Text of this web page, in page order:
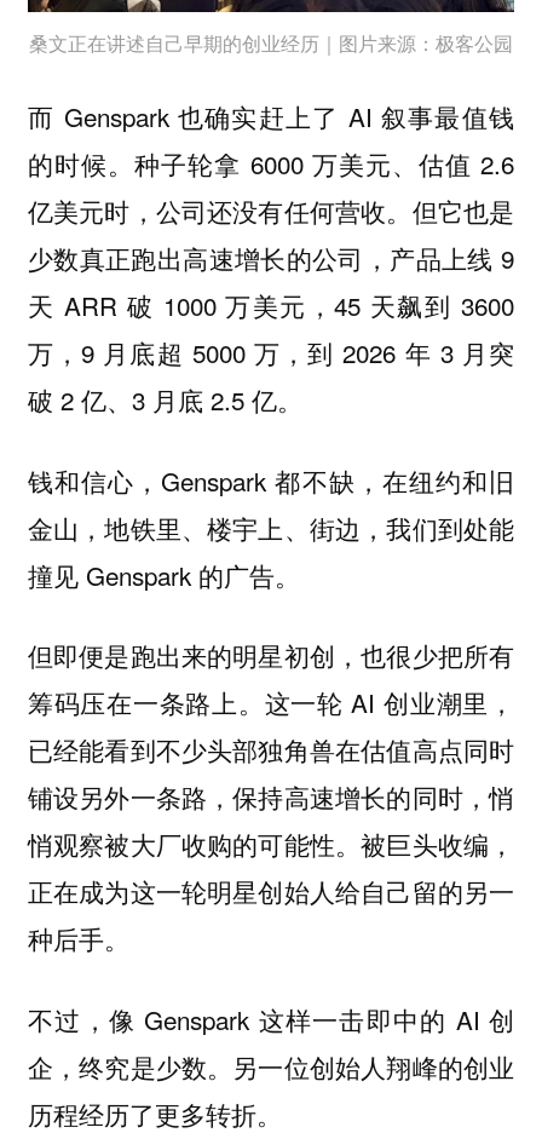
桑文正在讲述自己早期的创业经历｜图片来源：极客公园
而 Genspark 也确实赶上了 AI 叙事最值钱
的时候。种子轮拿 6000 万美元、估值 2.6
亿美元时，公司还没有任何营收。但它也是
少数真正跑出高速增长的公司，产品上线 9
天 ARR 破 1000 万美元，45 天飙到 3600
万，9 月底超 5000 万，到 2026 年 3 月突
破 2 亿、3 月底 2.5 亿。
钱和信心，Genspark 都不缺，在纽约和旧
金山，地铁里、楼宇上、街边，我们到处能
撞见 Genspark 的广告。
但即便是跑出来的明星初创，也很少把所有
筹码压在一条路上。这一轮 AI 创业潮里，
已经能看到不少头部独角兽在估值高点同时
铺设另外一条路，保持高速增长的同时，悄
悄观察被大厂收购的可能性。被巨头收编，
正在成为这一轮明星创始人给自己留的另一
种后手。
不过，像 Genspark 这样一击即中的 AI 创
企，终究是少数。另一位创始人翔峰的创业
历程经历了更多转折。